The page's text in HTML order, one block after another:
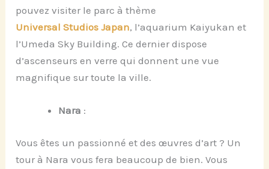
pouvez visiter le parc à thème
Universal Studios Japan, l’aquarium Kaiyukan et
l’Umeda Sky Building. Ce dernier dispose
d’ascenseurs en verre qui donnent une vue
magnifique sur toute la ville.
Nara :
Vous êtes un passionné et des œuvres d’art ? Un
tour à Nara vous fera beaucoup de bien. Vous